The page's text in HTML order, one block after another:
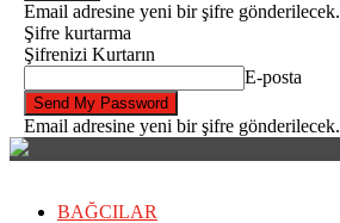
Email adresine yeni bir şifre gönderilecek.
Şifre kurtarma
Şifrenizi Kurtarın
E-posta
Email adresine yeni bir şifre gönderilecek.
BAĞCILAR